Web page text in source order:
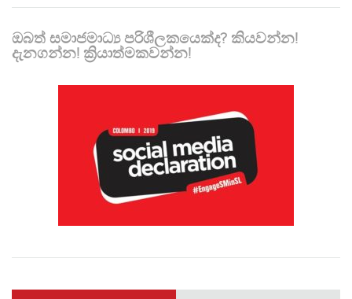
ඔබත් සමාජමාධ්‍ය පරිශීලකයෙක්ද? කියවන්න!
දැනගන්න! ක්‍රියාත්මකවන්න!